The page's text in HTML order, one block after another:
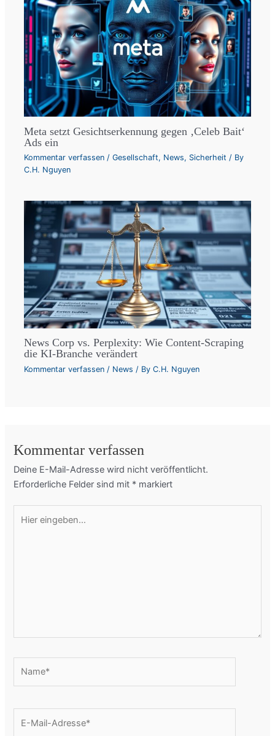
Meta setzt Gesichtserkennung gegen ‚Celeb Bait‘
Ads ein
Kommentar verfassen /Gesellschaft, News, Sicherheit / By
C.H. Nguyen
News Corp vs. Perplexity: Wie Content-Scraping
die KI-Branche verändert
Kommentar verfassen / News / ByC.H. Nguyen
Kommentar verfassen
Deine E-Mail-Adresse wird nicht veröffentlicht.
Erforderliche Felder sind mit * markiert
eingeben…
Mail-